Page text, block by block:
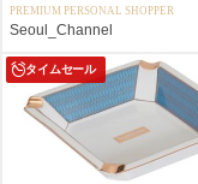
PREMIUM PERSONAL SHOPPER
Seoul_Channel
タイムセール